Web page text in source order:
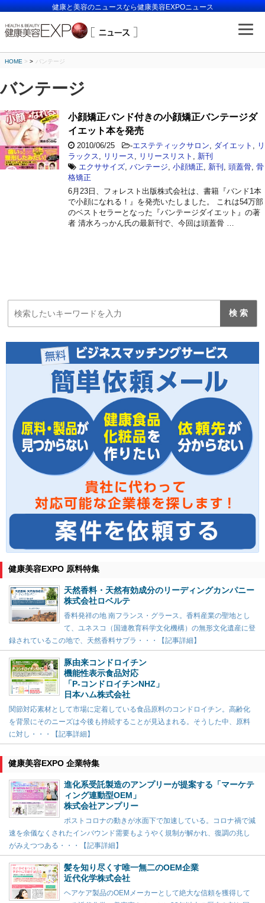
健康と美容のニュースなら健康美容EXPOニュース
HOME > バンテージ
バンテージ
小顔矯正バンド付きの小顔矯正バンテージダ
イエット本を発売
2010/06/25 -エステティックサロン ダイエット
リ
ラックス
リリース リリースリスト
新刊
エクササイズ バンテージ 小顔矯正 新刊 頭蓋骨 骨
格矯正
6月23日、フォレスト出版株式会社は、書籍『バンド1本
で小顔になれる！』を発売いたしました。 これは54万部
のベストセラーとなった『バンテージダイエット』の著
者 清水ろっかん氏の最新刊で、今回は頭蓋骨 …
健康美容EXPO 原料特集
天然香料・天然有効成分のリーディングカンパニー
株式会社ロベルテ
香料発祥の地 南フランス・グラース。香料産業の聖地とし
て、ユネスコ（国連教育科学文化機構）の無形文化遺産に登
録されているこの地で、天然香料サプラ・・・【記事詳細】
豚由来コンドロイチン
機能性表示食品対応
「P-コンドロイチンNHZ」
日本ハム株式会社
関節対応素材として市場に定着している食品原料のコンドロイチン。高齢化
を背景にそのニーズは今後も持続することが見込まれる。そうした中、原料
に対し・・・【記事詳細】
健康美容EXPO 企業特集
進化系受託製造のアンプリーが提案する「マーケテ
ィング連動型OEM」
株式会社アンプリー
ポストコロナの動きが水面下で加速している。コロナ禍で減
速を余儀なくされたインバウンド需要もようやく規制が解かれ、復調の兆し
がみえつつある・・・【記事詳細】
髪を知り尽くす唯一無二のOEM企業
近代化学株式会社
ヘアケア製品のOEMメーカーとして絶大な信頼を獲得して